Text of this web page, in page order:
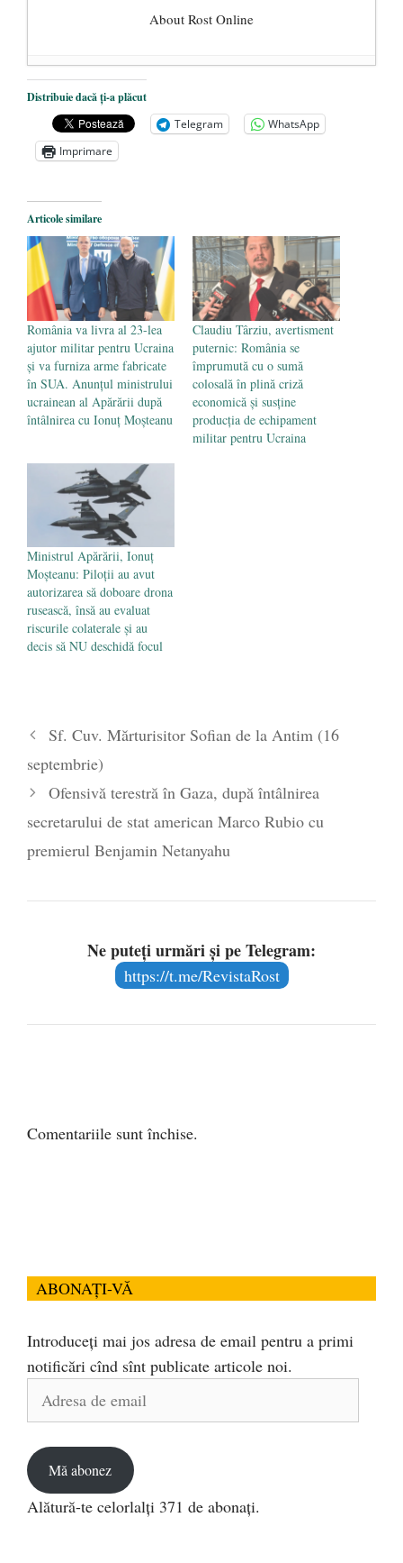
About Rost Online
Dezvăluiri cutremurătoare despre
președintele Ucrainei, Volodymyr
Zelensky
- 13 mai 2026
Statul care servește Națiunea
Legea Vexler produce efecte. Bustul
poetului Octavian Goga, înlăturat din Iași
- 16 aprilie 2026
Distribuie dacă ți-a plăcut
Telegram
WhatsApp
Imprimare
Articole similare
România va livra al 23-lea
ajutor militar pentru Ucraina
și va furniza arme fabricate
în SUA. Anunțul ministrului
ucrainean al Apărării după
întâlnirea cu Ionuț Moșteanu
Claudiu Târziu, avertisment
puternic: România se
împrumută cu o sumă
colosală în plină criză
economică și susține
producția de echipament
militar pentru Ucraina
Ministrul Apărării, Ionuț
Moșteanu: Piloții au avut
autorizarea să doboare drona
rusească, însă au evaluat
riscurile colaterale și au
decis să NU deschidă focul
Sf. Cuv. Mărturisitor Sofian de la Antim (16
septembrie)
Ofensivă terestră în Gaza, după întâlnirea
secretarului de stat american Marco Rubio cu
premierul Benjamin Netanyahu
Ne puteți urmări și pe Telegram:
https://t.me/RevistaRost
Comentariile sunt închise.
ABONAȚI-VĂ
Introduceți mai jos adresa de email pentru a primi
notificări cînd sînt publicate articole noi.
Adresa
Mă abonez
Alătură-te celorlalți 371 de abonați.